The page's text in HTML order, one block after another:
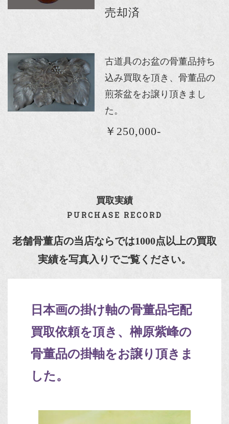
売却済
古道具のお盆の骨董品持ち
込み買取を頂き、骨董品の
煎茶盆をお譲り頂きまし
た。
￥250,000-
買取実績
PURCHASE RECORD
老舗骨董店の当店ならでは1000点以上の買取
実績を写真入りでご覧ください。
日本画の掛け軸の骨董品宅配
買取依頼を頂き、榊原紫峰の
骨董品の掛軸をお譲り頂きま
した。